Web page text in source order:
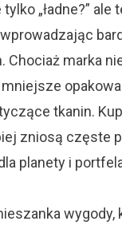
„ładne?” ale
marka
tkanin.
zniosą częste
planety i
wygody,